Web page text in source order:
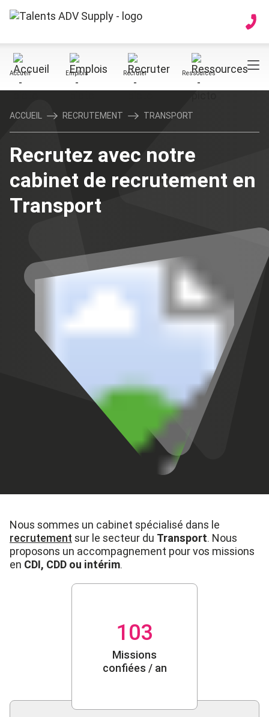
Accueil Emplois Recruter Ressources
ACCUEIL RECRUTEMENT TRANSPORT
Recrutez avec notre
cabinet de recrutement en
Transport
Nous sommes un cabinet spécialisé dans le
recrutement sur le secteur du Transport. Nous
proposons un accompagnement pour vos missions
en CDI, CDD ou intérim.
103
Missions
confiées / an